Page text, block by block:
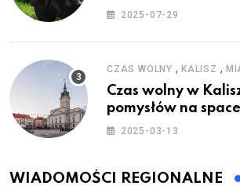
2025-07-29
CZAS WOLNY , KALISZ ,
Czas wolny w
pomysłów na
rodzinne atrakcje
2025-03-13
WIADOMOŚCI REGIONALNE